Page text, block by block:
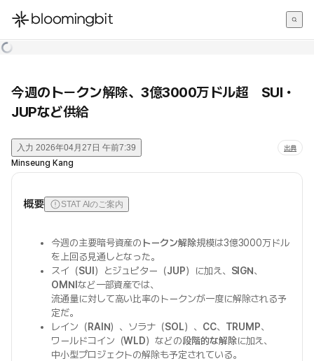
한국어
今週のトークン解除、3億3000万ドル超 SUI・
JUPなど供給
入力 2026年04月27日 午前7:39 出典
Minseung Kang
概要 STAT AIのご案内
今週の主要暗号資産の トークン解除規模は3億3000万ドル
を上回る見通しとなった。
スイ（SUI ）とジュピター（JUP）に加え、 SIGN、
OMNI など一部資産では、
流通量に対して高い比率のトークンが一度に解除される予
定だ。
レイン（RAIN）、ソラナ（SOL）、 CC、 TRUMP、
ワールドコイン（WLD）などの段階的な解除に加え、
中小型プロジェクトの解除も予定されている。